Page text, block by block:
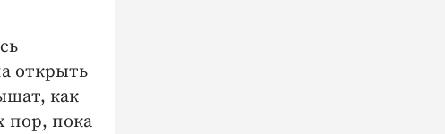
открыть
как
пор, пока